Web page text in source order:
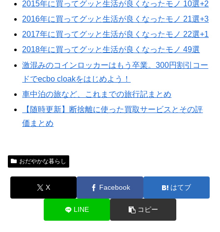
2015年に買ってグッと生活が良くなったモノ 10選+2
2016年に買ってグッと生活が良くなったモノ 21選+3
2017年に買ってグッと生活が良くなったモノ 22選+1
2018年に買ってグッと生活が良くなったモノ 49選
激混みのコインロッカーはもう卒業。300円割引コー
ドでecbo cloakをはじめよう！
車中泊の旅など、これまでの旅行記まとめ
【随時更新】断捨離に使った買取サービスとその評
価まとめ
おだやかな暮らし
X Facebook はてブ
LINE コピー